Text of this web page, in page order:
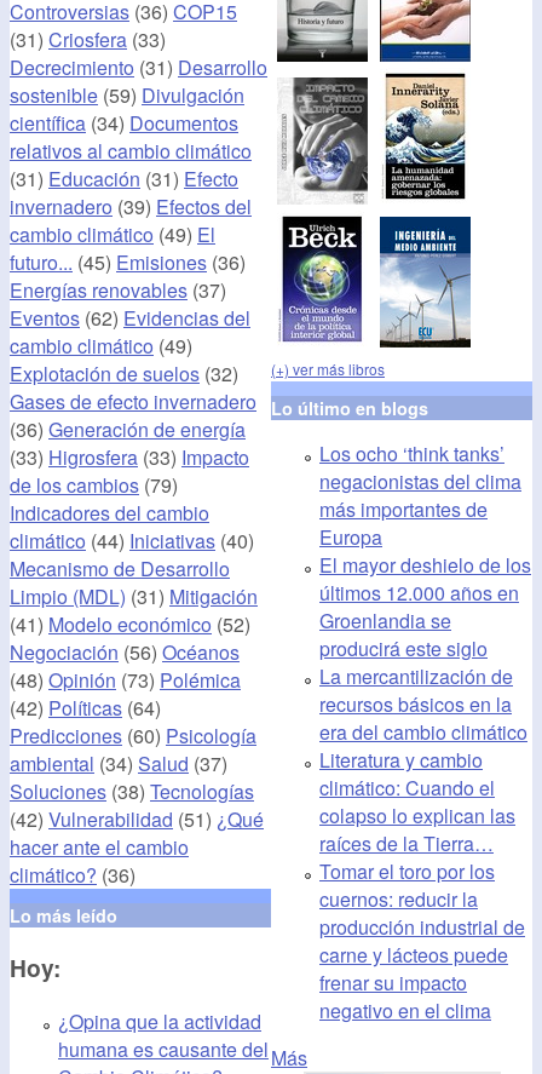
Controversias (36) COP15
(31) Criosfera (33)
Decrecimiento (31) Desarrollo
sostenible (59) Divulgación
científica (34) Documentos
relativos al cambio climático
(31) Educación (31) Efecto
invernadero (39) Efectos del
cambio climático (49) El
futuro... (45) Emisiones (36)
Energías renovables (37)
Eventos (62) Evidencias del
cambio climático (49)
Explotación de suelos (32)
Gases de efecto invernadero
(36) Generación de energía
(33) Higrosfera (33) Impacto
de los cambios (79)
Indicadores del cambio
climático (44) Iniciativas (40)
Mecanismo de Desarrollo
Limpio (MDL) (31) Mitigación
(41) Modelo económico (52)
Negociación (56) Océanos
(48) Opinión (73) Polémica
(42) Políticas (64)
Predicciones (60) Psicología
ambiental (34) Salud (37)
Soluciones (38) Tecnologías
(42) Vulnerabilidad (51) ¿Qué
hacer ante el cambio
climático? (36)
Lo más leído
Hoy:
¿Opina que la actividad
humana es causante del
(+) ver más libros
Lo último en blogs
Los ocho ‘think tanks’
negacionistas del clima
más importantes de
Europa
El mayor deshielo de los
últimos 12.000 años en
Groenlandia se
producirá este siglo
La mercantilización de
recursos básicos en la
era del cambio climático
Literatura y cambio
climático: Cuando el
colapso lo explican las
raíces de la Tierra…
Tomar el toro por los
cuernos: reducir la
producción industrial de
carne y lácteos puede
frenar su impacto
negativo en el clima
Más